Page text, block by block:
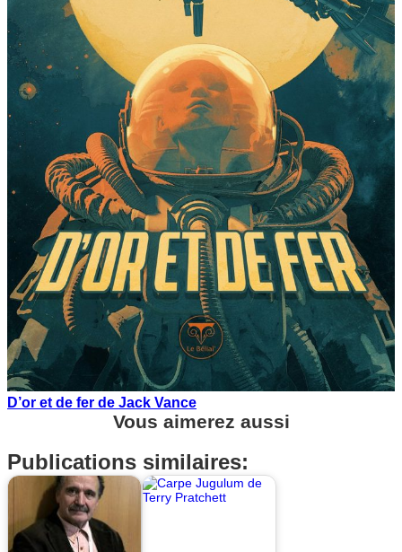
D’or et de fer de Jack Vance
Vous aimerez aussi
Publications similaires: